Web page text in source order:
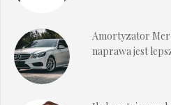
Amortyzator
naprawa jest